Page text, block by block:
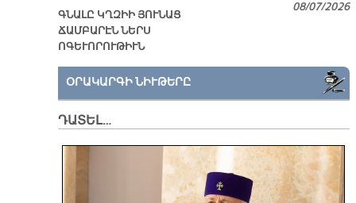
ԳՆԱԼԸ ԿՂԶԻԻ ՅՈՒՆԱՑ
ՃԱՄԲԱՐԷՆ ՆԵՐՍ
ՈԳԵՒՈՐՈՒԹԻՒՆ
08/07/2026
ՕՐԱԿԱՐԳԻ ՆԻՒԹԵՐԸ
ԴԱՏԵԼ…